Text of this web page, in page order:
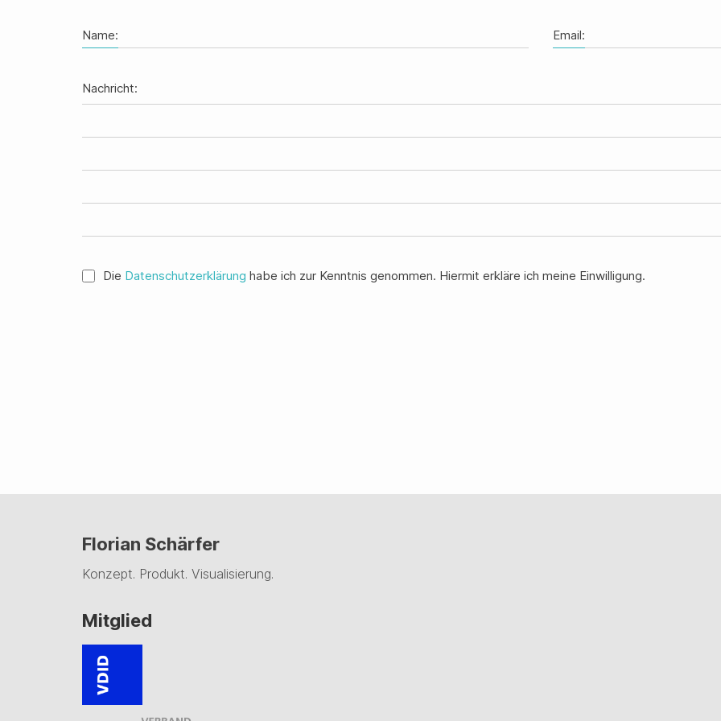
Name: Email:
Nachricht:
Die Datenschutzerklärung habe ich zur Kenntnis genommen. Hiermit erkläre ich meine Einwilligung.
Florian Schärfer
Konzept. Produkt. Visualisierung.
Mitglied